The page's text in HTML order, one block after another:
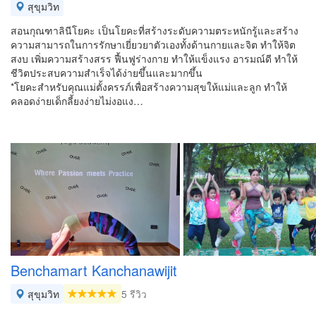
สุขุมวิท
สอนกุณฑาลินีโยคะ เป็นโยคะที่สร้างระดับความตระหนักรู้และสร้าง
ความสามารถในการรักษาเยี่ยวยาตัวเองทั้งด้านกายและจิต ทำให้จิต
สงบ เพิ่มความสร้างสรร ฟื้นฟูร่างกาย ทำให้แข็งแรง อารมณ์ดี ทำให้
ชีวิตประสบความสำเร็จได้ง่ายขึ้นและมากขึ้น
*โยคะสำหรับคุณแม่ตั้งครรภ์เพื่อสร้างความสุขให้แม่และลูก ทำให้
คลอดง่ายเด็กลี้ยงง่ายไม่งอแง…
Benchamart Kanchanawijit
สุขุมวิท
5 รีวิว